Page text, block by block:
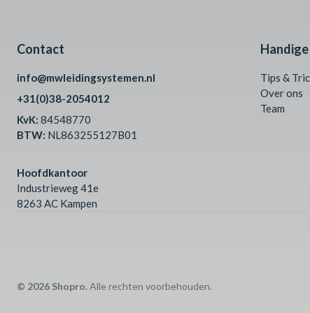
Contact
info@mwleidingsystemen.nl
+31(0)38-2054012
KvK: 84548770
BTW: NL863255127B01
Hoofdkantoor
Industrieweg 41e
8263 AC Kampen
Tips &
Over ons
Team
© 2026 Shopro.Alle rechten voorbehouden.